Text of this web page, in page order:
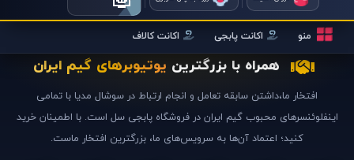
منو اکانت پابجی اکانت کالاف
همراه با بزرگترین یوتیوبرهای گیم ایران
افتخار ما،داشتن سابقه تعامل و انجام ارتباط در سوشال مدیا با تمامی
اینفلوئنسرهای محبوب گیم ایران در فروشگاه پابجی سل است. با اطمینان خرید
کنید؛ اعتماد آن‌ها به سرویس‌های ما، بزرگترین افتخار ماست.